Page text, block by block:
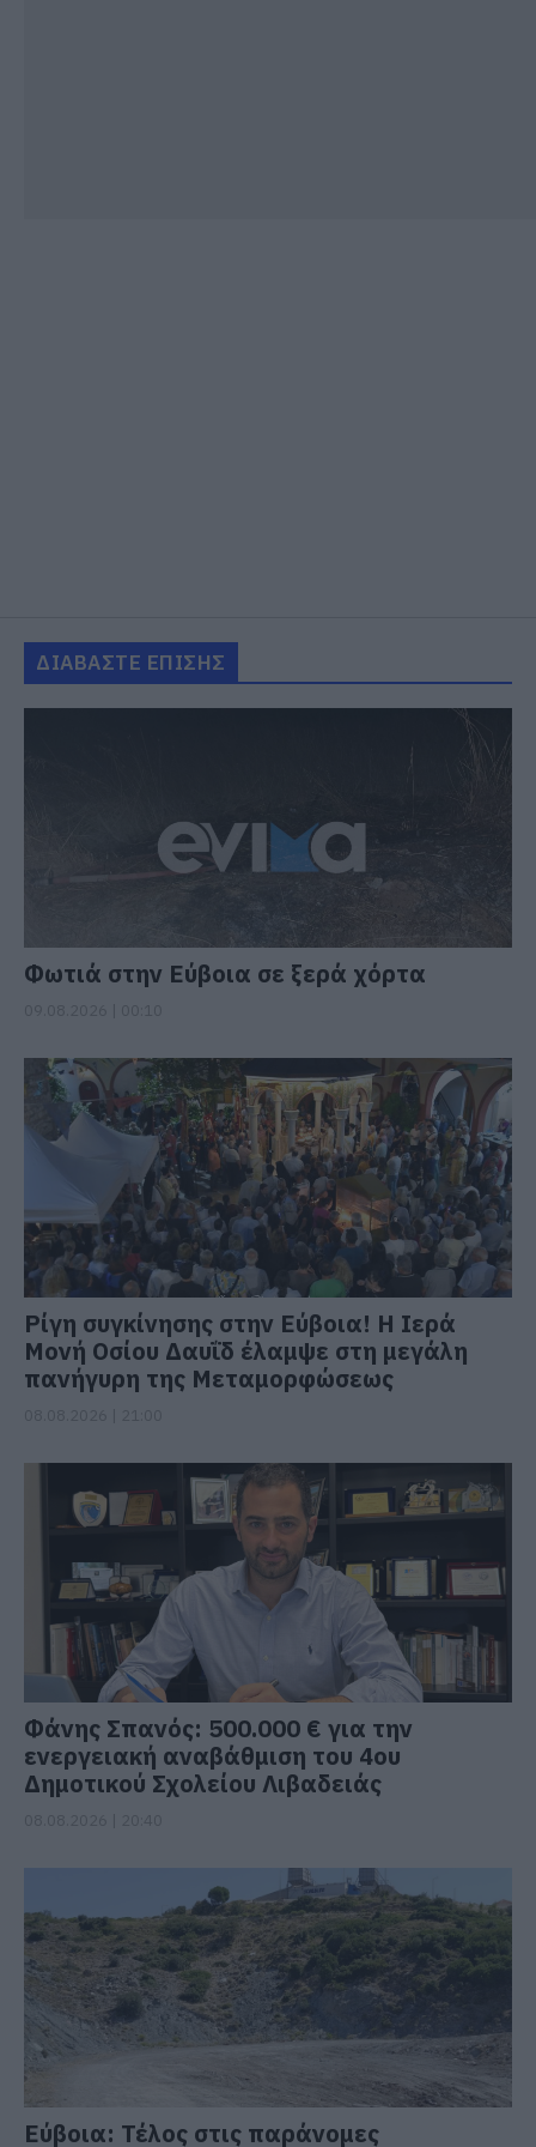
ΔΙΑΒΑΣΤΕ ΕΠΙΣΗΣ
Φωτιά στην Εύβοια σε ξερά χόρτα
Ρίγη συγκίνησης στην Εύβοια! Η Ιερά
Μονή Οσίου Δαυΐδ έλαμψε στη μεγάλη
πανήγυρη της Μεταμορφώσεως
Φάνης Σπανός: 500.000 € για την
ενεργειακή αναβάθμιση του 4ου
Δημοτικού Σχολείου Λιβαδειάς
Εύβοια: Τέλος στις παράνομες